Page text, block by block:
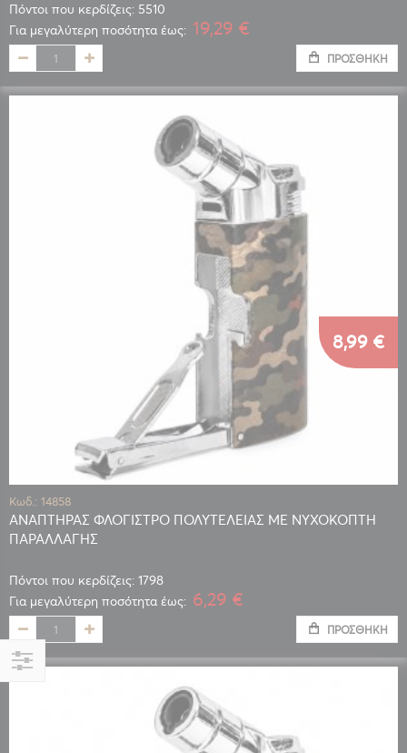
Πόντοι που κερδίζεις: 5510
Για μεγαλύτερη ποσότητα έως: 19,29 €
ΠΡΟΣΘΉΚΗ
Κωδ.: 14858
ΑΝΑΠΤΗΡΑΣ ΦΛΟΓΙΣΤΡΟ ΠΟΛΥΤΕΛΕΙΑΣ ΜΕ ΝΥΧΟΚΟΠΤΗ
ΠΑΡΑΛΛΑΓΗΣ
Πόντοι που κερδίζεις: 1798
8,99 €
Για μεγαλύτερη ποσότητα έως: 6,29 €
ΠΡΟΣΘΉΚΗ